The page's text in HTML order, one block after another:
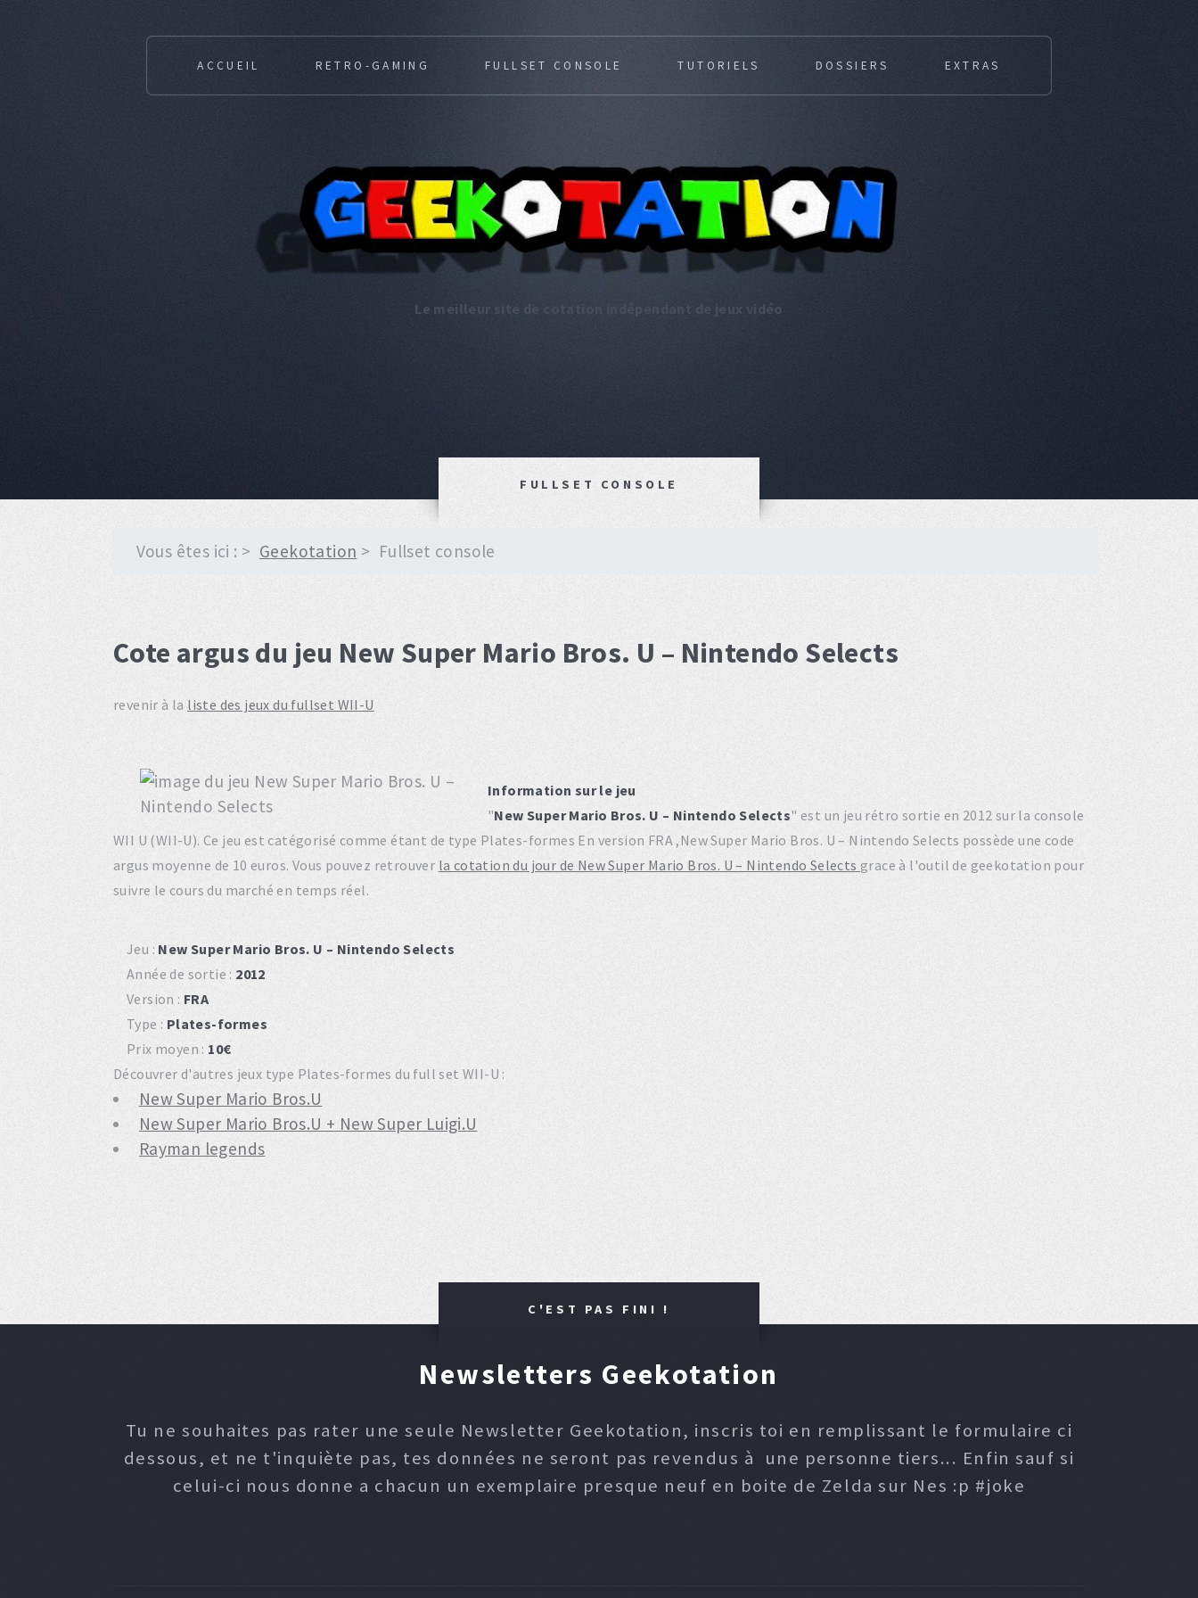
Le meilleur site de cotation indépendant de jeux vidéo
ACCUEIL RETRO-GAMING FULLSET CONSOLE TUTORIELS DOSSIERS EXTRAS
FULLSET CONSOLE
Vous êtes ici : Geekotation Fullset console
Cote argus du jeu New Super Mario Bros. U – Nintendo Selects
revenir à la liste des jeux du fullset WII-U
Information sur le jeu
"New Super Mario Bros. U – Nintendo Selects" est un jeu rétro sortie en 2012 sur la console
WII U (WII-U). Ce jeu est catégorisé comme étant de type Plates-formes En version FRA ,New Super Mario Bros. U – Nintendo Selects possède une code
argus moyenne de 10 euros. Vous pouvez retrouver la cotation du jour de New Super Mario Bros. U – Nintendo Selectsgrace à l'outil de geekotation pour
suivre le cours du marché en temps réel.
Jeu : New Super Mario Bros. U – Nintendo Selects
Année de sortie : 2012
Version : FRA
Type : Plates-formes
Prix moyen : 10€
Découvrer d'autres jeux type Plates-formes du full set WII-U :
New Super Mario Bros.U
New Super Mario Bros.U + New Super Luigi.U
Rayman legends
C'EST PAS FINI !
Newsletters Geekotation
Tu ne souhaites pas rater une seule Newsletter Geekotation, inscris toi en remplissant le formulaire ci
dessous, et ne t'inquiète pas, tes données ne seront pas revendus à une personne tiers... Enfin sauf si
celui-ci nous donne a chacun un exemplaire presque neuf en boite de Zelda sur Nes :p #joke